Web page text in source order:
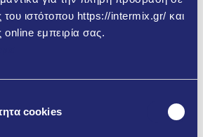
του ιστότοπου https://intermix.gr/ και
online εμπειρία σας.
cookies